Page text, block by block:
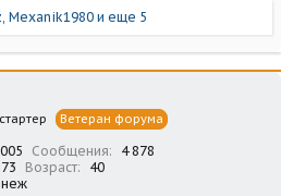
, Mexanik1980 и еще 5
Ветеран форума
Сообщения
4 878
Возраст
40